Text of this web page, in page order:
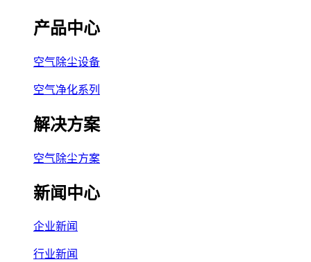
产品中心
空气除尘设备
空气净化系列
解决方案
空气除尘方案
新闻中心
企业新闻
行业新闻